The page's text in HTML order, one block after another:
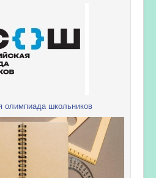
олимпиада школьников